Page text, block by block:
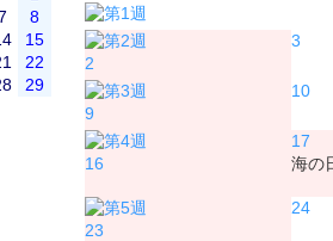
8
15
22
29
2
3
9
10
16
17
海の
23
24